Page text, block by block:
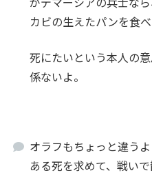
カビの生えたパンを食
死にたいという本人の
係ないよ。
オラフもちょっと違う
ある死を求めて、戦い